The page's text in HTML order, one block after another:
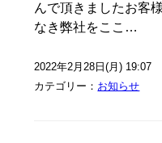
んで頂きましたお客
なき弊社をここ…
2022年2月28日(月) 19:07
カテゴリー： お知らせ